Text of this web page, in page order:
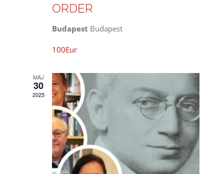
ORDER
Budapest Budapest
100Eur
MÁJ
30
2025